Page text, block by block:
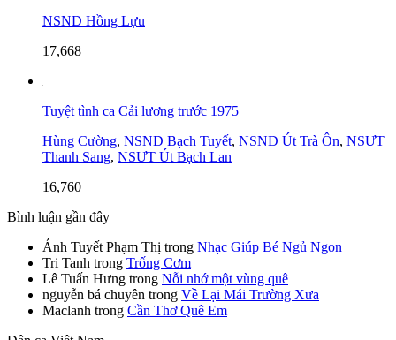
NSND Hồng Lựu
17,668
Tuyệt tình ca Cải lương trước 1975
Hùng Cường, NSND Bạch Tuyết, NSND Út Trà Ôn, NSƯT
Thanh Sang, NSƯT Út Bạch Lan
16,760
Bình luận gần đây
Ánh Tuyết Phạm Thị trong Nhạc Giúp Bé Ngủ Ngon
Tri Tanh trong Trống Cơm
Lê Tuấn Hưng trong Nỗi nhớ một vùng quê
nguyễn bá chuyên trong Về Lại Mái Trường Xưa
Maclanh trong Cần Thơ Quê Em